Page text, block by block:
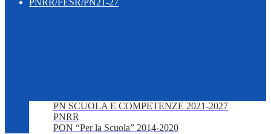
PNRR/FESR/PN21-27
PN SCUOLA E COMPETENZE 2021-2027
PNRR
PON “Per la Scuola” 2014-2020